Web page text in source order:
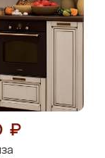
₽